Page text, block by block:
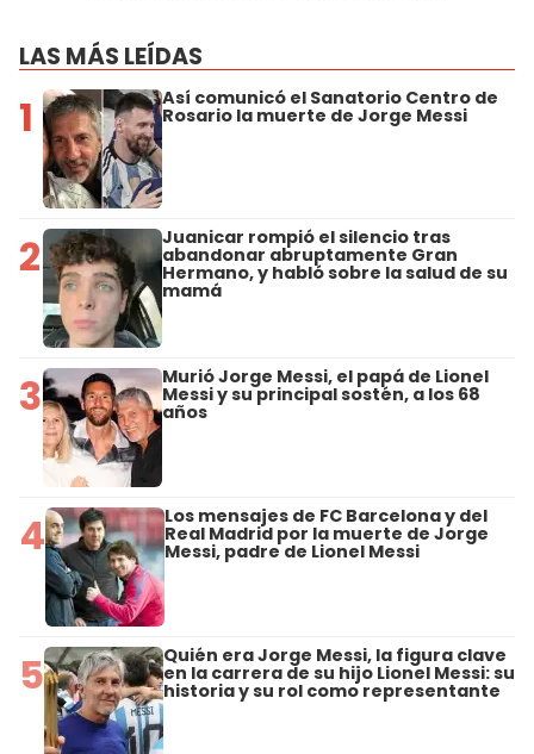
LAS MÁS LEÍDAS
1 Así comunicó el Sanatorio Centro de
Rosario la muerte de Jorge Messi
2 Juanicar rompió el silencio tras
abandonar abruptamente Gran
Hermano, y habló sobre la salud de su
mamá
3 Murió Jorge Messi, el papá de Lionel
Messi y su principal sostén, a los 68
años
4 Los mensajes de FC Barcelona y del
Real Madrid por la muerte de Jorge
Messi, padre de Lionel Messi
5 Quién era Jorge Messi, la figura clave
en la carrera de su hijo Lionel Messi: su
historia y su rol como representante